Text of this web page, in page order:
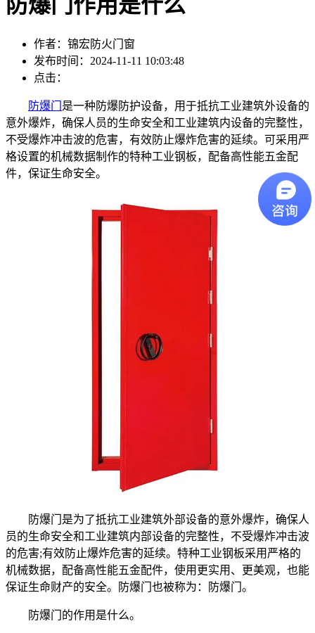
防爆门作用是什么
作者：锦宏防火门窗
发布时间：2024-11-11 10:03:48
点击：
防爆门 是一种防爆防护设备，用于抵抗工业建筑外设备的
意外爆炸，确保人员的生命安全和工业建筑内设备的完整性，
不受爆炸冲击波的危害，有效防止爆炸危害的延续。可采用严
格设置的机械数据制作的特种工业钢板，配备高性能五金配
件，保证生命安全。
防爆门是为了抵抗工业建筑外部设备的意外爆炸，确保人
员的生命安全和工业建筑内部设备的完整性，不受爆炸冲击波
的危害;有效防止爆炸危害的延续。特种工业钢板采用严格的
机械数据，配备高性能五金配件，使用更实用、更美观，也能
保证生命财产的安全。防爆门也被称为：防爆门。
防爆门的作用是什么。